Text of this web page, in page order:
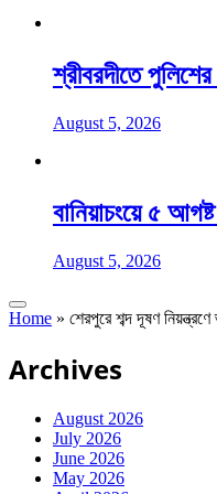
শ্রীবরদীতে
August 5, 2026
বানিয়াচংয়ে ৫
August 5, 2026
Home » শেরপুরে শব্দ দূষণ
Archives
August 2026
July 2026
June 2026
May 2026